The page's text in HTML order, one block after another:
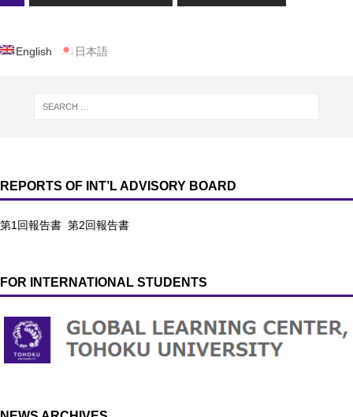
English 日本語
REPORTS OF INT’L ADVISORY BOARD
第1回報告書 第2回報告書
FOR INTERNATIONAL STUDENTS